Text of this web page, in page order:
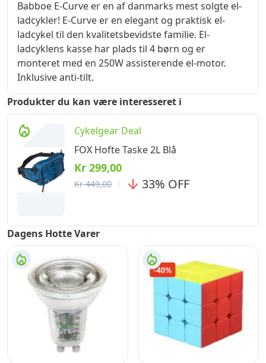
Babboe E-Curve er en af danmarks mest solgte el-
ladcykler! E-Curve er en elegant og praktisk el-
ladcykel til den kvalitetsbevidste familie. El-
ladcyklens kasse har plads til 4 børn og er
monteret med en 250W assisterende el-motor.
Inklusive anti-tilt.
Produkter du kan være interesseret i
Cykelgear Deal
FOX Hofte Taske 2L Blå
Kr 299,00
Kr 449,00 33% OFF
Dagens Hotte Varer